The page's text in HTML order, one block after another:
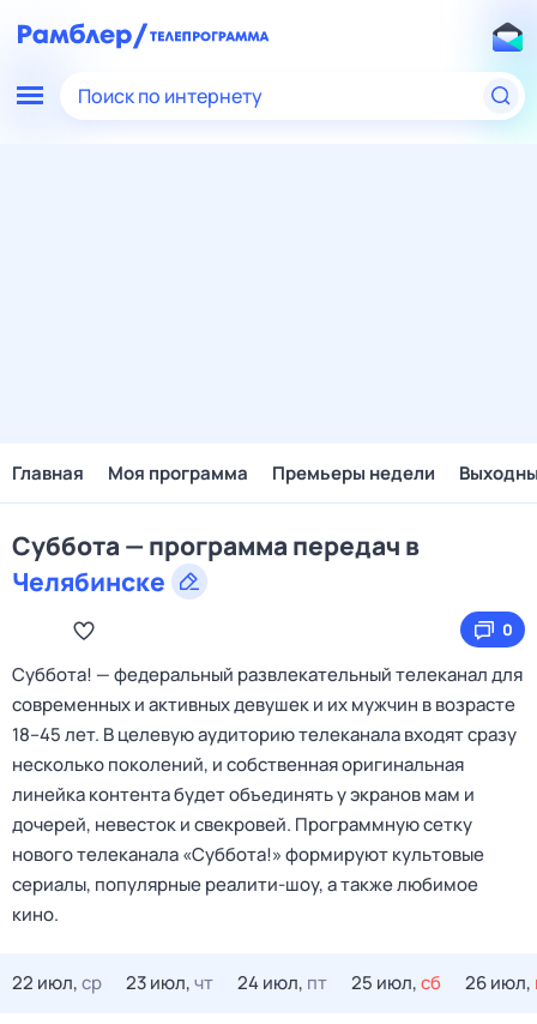
Поиск по интернету
Главная Моя программа Премьеры недели
Суббота — программа передач в
Челябинске
0
Cуббота! — федеральный развлекательный телеканал для
современных и активных девушек и их мужчин в возрасте
18–45 лет. В целевую аудиторию телеканала входят сразу
несколько поколений, и собственная оригинальная
линейка контента будет объединять у экранов мам и
дочерей, невесток и свекровей. Программную сетку
нового телеканала «Суббота!» формируют культовые
сериалы, популярные реалити-шоу, а также любимое
кино.
22 июл,ср 23 июл,чт 24 июл, пт 25 июл,сб 26 июл,